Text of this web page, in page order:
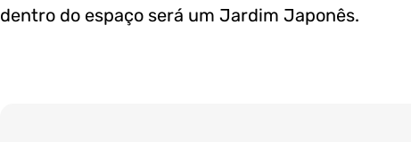
dentro do espaço será um Jardim Japonês.